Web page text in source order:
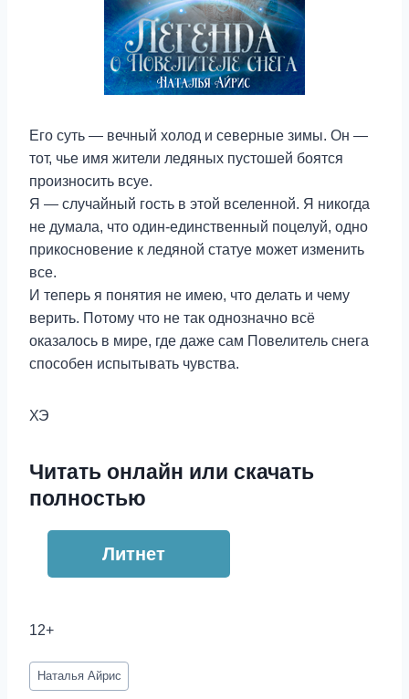
Его суть — вечный холод и северные зимы. Он —
тот, чье имя жители ледяных пустошей боятся
произносить всуе.
Я — случайный гость в этой вселенной. Я никогда
не думала, что один-единственный поцелуй, одно
прикосновение к ледяной статуе может изменить
все.
И теперь я понятия не имею, что делать и чему
верить. Потому что не так однозначно всё
оказалось в мире, где даже сам Повелитель снега
способен испытывать чувства.
ХЭ
Читать онлайн или скачать
полностью
Литнет
12+
Метки
записи:
Наталья Айрис